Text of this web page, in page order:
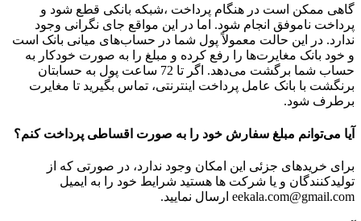
گاهی ممکن است در هنگام پرداخت ،شبکه بانکی قطع شود و
پرداخت ناموفق انجام شود. اما در این مواقع جای نگرانی وجود
ندارد. در این حالت معمولاً پول شما در حساب‏‌های میانی بانک است
و خود بانک مغایرت‏‌ها را رفع کرده و مبلغ را به صورت خودکار به
حساب شما برگشت می‌‏دهد. اگر تا 72 ساعت پول به حسابتان
برنگشت با بانک عامل پرداخت اینترنتی، تماس بگیرید تا مغایرت
برطرف شود.
آیا می‌‏توانم مبلغ سفارش خود را به صورت اقساطی پرداخت کنم؟
برای خریدهای جزئی این امکان وجود ندارد، در صورتی که از
تولیدکنندگان و یا شرکت ها هستید شرایط خود را به ایمیل
eekala.com@gmail.com ارسال نمایید.